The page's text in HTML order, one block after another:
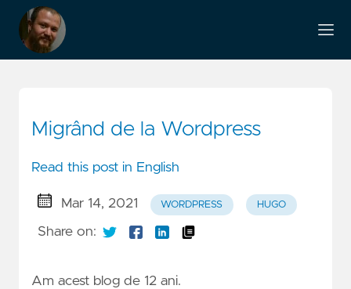
Migrând de la Wordpress
Read this post in English
Mar 14, 2021 WORDPRESS HUGO
Share on:
Am acest blog de 12 ani.